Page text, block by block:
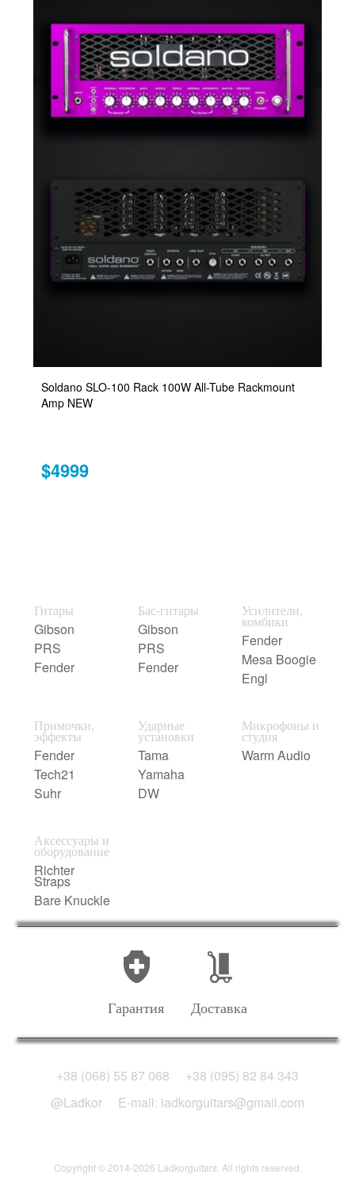
Soldano SLO-100 Rack 100W All-Tube Rackmount
Amp NEW
$4999
Гитары
Gibson
PRS
Fender
Бас-гитары
Gibson
PRS
Fender
Усилители,
комбики
Fender
Mesa Boogie
Engl
Примочки,
эффекты
Fender
Tech21
Suhr
Ударные
установки
Tama
Yamaha
DW
Микрофоны и
студия
Warm Audio
Аксессуары и
оборудование
Richter
Straps
Bare Knuckle
Гарантия Доставка
+38 (068) 55 87 068
+38 (095) 82 84 343
@Ladkor
E-mail: ladkorguitars@gmail.com
Copyright © 2014-2026 Ladkorguitars. All rights reserved.